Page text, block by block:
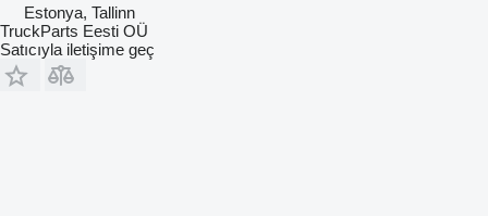
Estonya, Tallinn
TruckParts Eesti OÜ
Satıcıyla iletişime geç